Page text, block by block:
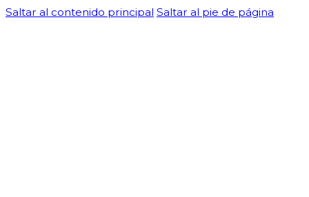
Saltar al contenido principal Saltar al pie de página